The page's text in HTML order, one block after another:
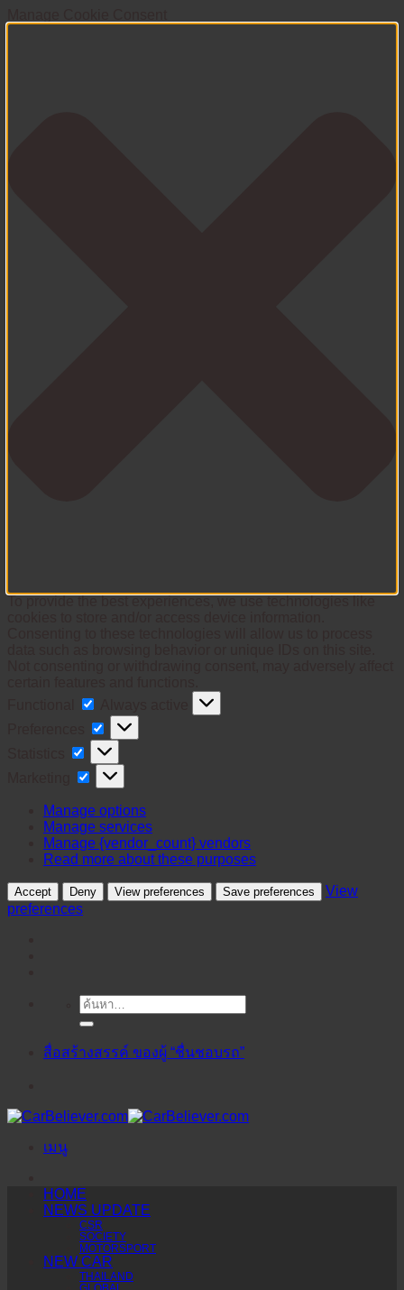
Preferences
Statistics
Marketing
Manage options
Manage services
Manage {vendor_count} vendors
Read more about these purposes
Accept Deny View preferences Save preferences
View
preferences
ค้นหา:
สื่อสร้างสรรค์ ของผู้ “ชื่นชอบรถ”
เมนู
HOME
NEWS UPDATE
CSR
SOCIETY
MOTORSPORT
NEW CAR
THAILAND